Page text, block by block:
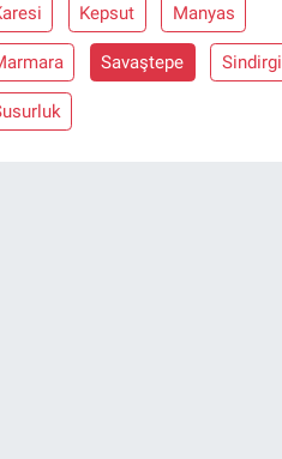
Kepsut Manyas
Savaştepe Sindirgi